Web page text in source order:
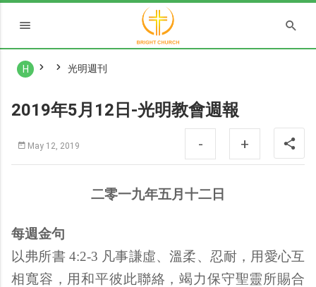
H 光明週刊
2019年5月12日-光明教會週報
May 12, 2019 - +
二零一九年五月十二日
每週金句
以弗所書 4:2-3 凡事謙虛、溫柔、忍耐，用愛心互
相寬容，用和平彼此聯絡，竭力保守聖靈所賜合